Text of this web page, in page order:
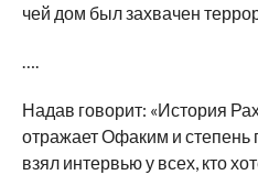
чей дом был захвачен
….
Надав говорит: «История
отражает Офаким и степень
взял интервью у всех, кто